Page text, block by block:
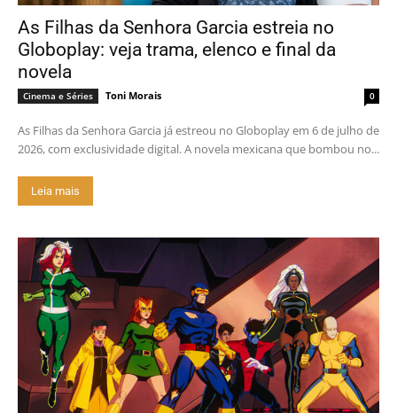
As Filhas da Senhora Garcia estreia no
Globoplay: veja trama, elenco e final da
novela
Cinema e Séries Toni Morais 0
As Filhas da Senhora Garcia já estreou no Globoplay em 6 de julho de
2026, com exclusividade digital. A novela mexicana que bombou no...
Leia mais